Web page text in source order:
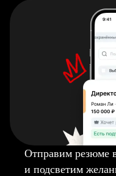
Отправим резюме
и подсветим